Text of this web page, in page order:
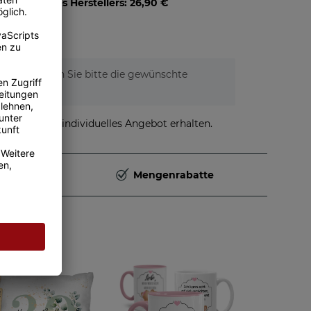
des Herstellers: 26,90 €
6,95 €
Wählen Sie bitte die gewünschte
stellen und individuelles Angebot erhalten.
Mengenrabatte